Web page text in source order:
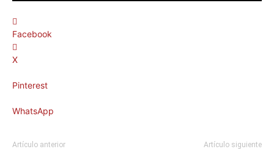
Facebook
X
Pinterest
WhatsApp
Artículo anterior Artículo siguiente